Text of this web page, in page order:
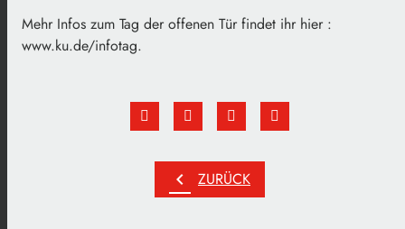
Mehr Infos zum Tag der offenen Tür findet ihr hier :
www.ku.de/infotag.
chevron_left ZURÜCK